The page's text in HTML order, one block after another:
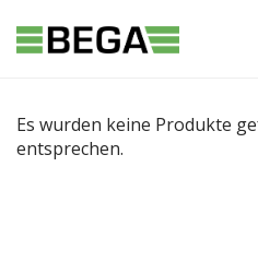
Es wurden keine Produkte
entsprechen.